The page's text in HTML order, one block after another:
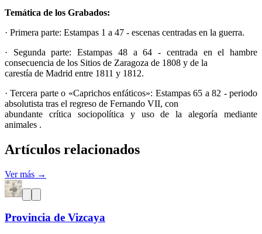
Temática de los Grabados:
· Primera parte: Estampas 1 a 47 - escenas centradas en la guerra.
· Segunda parte: Estampas 48 a 64 - centrada en el hambre
consecuencia de los Sitios de Zaragoza de 1808 y de la
carestía de Madrid entre 1811 y 1812.
· Tercera parte o «Caprichos enfáticos»: Estampas 65 a 82 - periodo
absolutista tras el regreso de Fernando VII, con
abundante crítica sociopolítica y uso de la alegoría mediante
animales .
Artículos relacionados
Ver más →
Provincia de Vizcaya